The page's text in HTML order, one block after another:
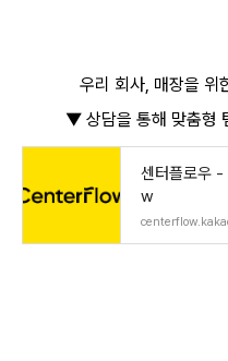
우리 회사, 매장을 위
▼ 상담을 통해 맞춤형
센터플로우
w